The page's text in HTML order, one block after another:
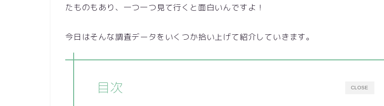
たものもあり、一つ一つ見て行くと面白いんですよ！
今日はそんな調査データをいくつか拾い上げて紹介していきます。
CLOSE
目次